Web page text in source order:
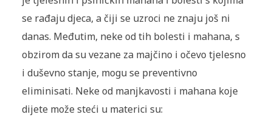
se rađaju djeca, a čiji se uzroci ne znaju još ni
danas. Međutim, neke od tih bolesti i mahana, s
obzirom da su vezane za majčino i očevo tjelesno
i duševno stanje, mogu se preventivno
eliminisati. Neke od manjkavosti i mahana koje
dijete može steći u materici su: